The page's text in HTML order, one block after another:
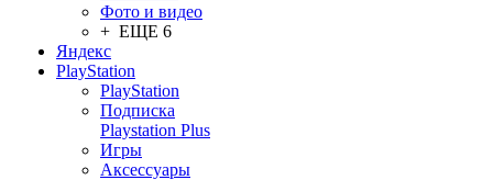
Фото и видео
+ ЕЩЕ 6
Яндекс
PlayStation
PlayStation
Подписка
Playstation Plus
Игры
Аксессуары